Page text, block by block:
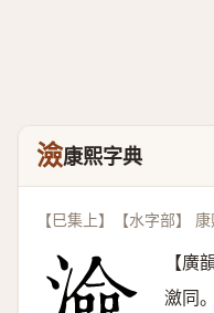
澰康熙字典
【巳集上】【水字部】
【廣
瀲同